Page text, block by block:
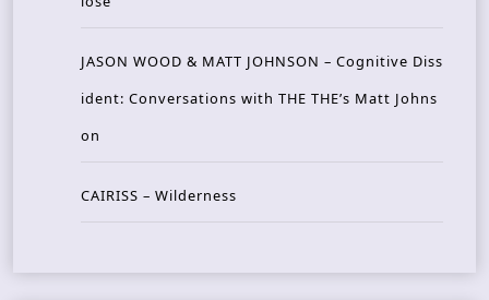
JASON WOOD & MATT JOHNSON – Cognitive Diss
ident: Conversations with THE THE’s Matt Johns
on
CAIRISS – Wilderness